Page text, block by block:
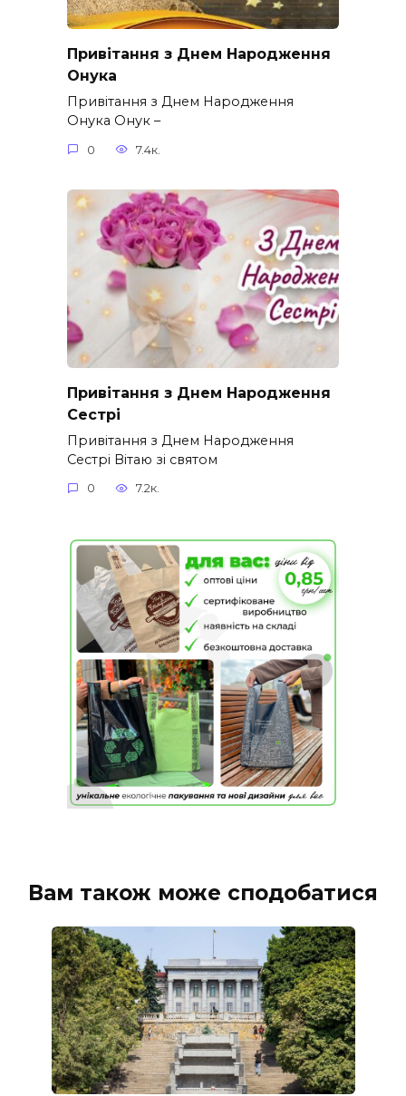
Привітання з Днем Народження
Онука
Привітання з Днем Народження
Онука Онук –
0 7.4к.
Привітання з Днем Народження
Сестрі
Привітання з Днем Народження
Сестрі Вітаю зі святом
0 7.2к.
Вам також може сподобатися